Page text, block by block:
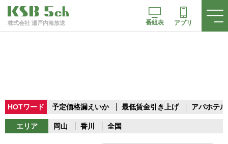
株式会社 瀬戸内海放送 番組表 アプリ
HOTワード 予定価格漏えいか 最低賃金引き上げ アパホテル
エリア 岡山 香川 全国